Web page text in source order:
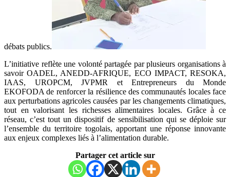
débats publics.
L’initiative reflète une volonté partagée par plusieurs organisations à
savoir OADEL, ANEDD-AFRIQUE, ECO IMPACT, RESOKA,
IAAS, UROPCM, JVPMR et Entrepreneurs du Monde
EKOFODA de renforcer la résilience des communautés locales face
aux perturbations agricoles causées par les changements climatiques,
tout en valorisant les richesses alimentaires locales. Grâce à ce
réseau, c’est tout un dispositif de sensibilisation qui se déploie sur
l’ensemble du territoire togolais, apportant une réponse innovante
aux enjeux complexes liés à l’alimentation durable.
Partager cet article sur